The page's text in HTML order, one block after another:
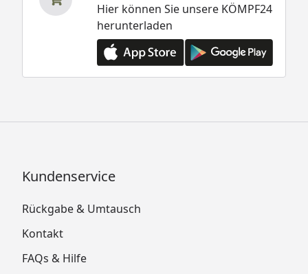
Hier können Sie unsere KÖMPF24
herunterladen
Kundenservice
Rückgabe & Umtausch
Kontakt
FAQs & Hilfe